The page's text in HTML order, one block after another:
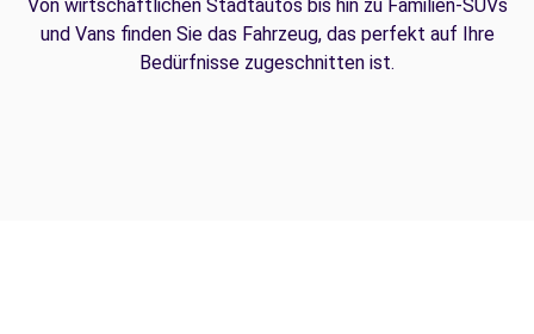
Von wirtschaftlichen Stadtautos bis hin zu Familien-SUVs
und Vans finden Sie das Fahrzeug, das perfekt auf Ihre
Bedürfnisse zugeschnitten ist.